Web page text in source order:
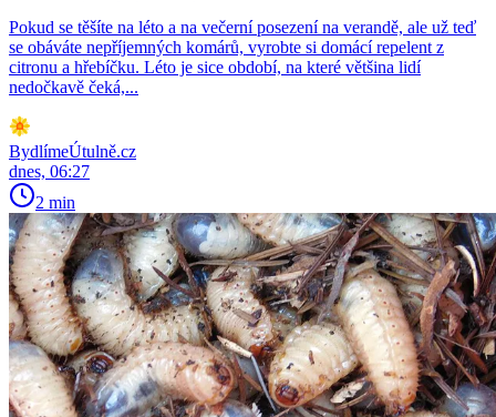
Pokud se těšíte na léto a na večerní posezení na verandě, ale už teď
se obáváte nepříjemných komárů, vyrobte si domácí repelent z
citronu a hřebíčku. Léto je sice období, na které většina lidí
nedočkavě čeká,...
BydlímeÚtulně.cz
dnes, 06:27
2 min